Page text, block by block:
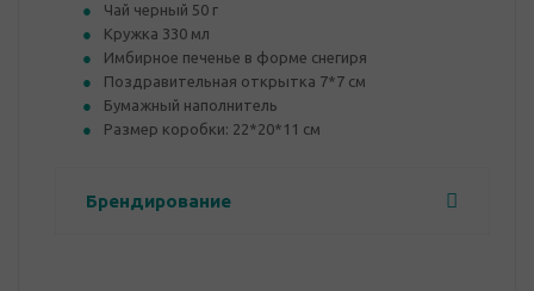
Чай черный 50 г
Кружка 330 мл
Имбирное печенье в форме снегиря
Поздравительная открытка 7*7 см
Бумажный наполнитель
Размер коробки: 22*20*11 см
Брендирование